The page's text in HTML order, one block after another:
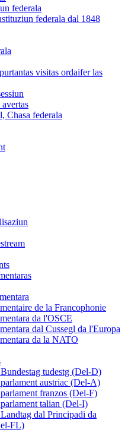
federala
federala dal 1848
visitas ordaifer las
Chasa federala
de la Francophonie
da l'OSCE
dal Cussegl da l'Europa
da la NATO
tudestg (Del-D)
austriac (Del-A)
franzos (Del-F)
talian (Del-I)
dal Principadi da
FL)